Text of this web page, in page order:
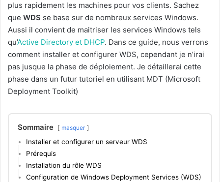
plus rapidement les machines pour vos clients. Sachez
que WDS se base sur de nombreux services Windows.
Aussi il convient de maitriser les services Windows tels
qu’Active Directory et DHCP. Dans ce guide, nous verrons
comment installer et configurer WDS, cependant je n’irai
pas jusque la phase de déploiement. Je détaillerai cette
phase dans un futur tutoriel en utilisant MDT (Microsoft
Deployment Toolkit)
Sommaire masquer
Installer et configurer un serveur WDS
Prérequis
Installation du rôle WDS
Configuration de Windows Deployment Services (WDS)